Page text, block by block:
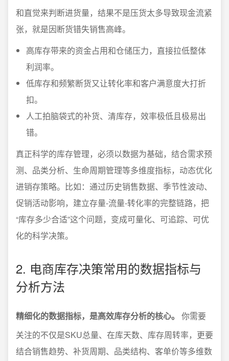
和直觉来判断进货量，结果不是压货太多导致现金流紧
张，就是因断货错失销售高峰。
高库存带来的资金占用和仓储压力，直接拉低整体
利润率。
低库存和频繁断货又让转化率和客户满意度大打折
扣。
人工拍脑袋式的补货、清库存，效率极低且极易出
错。
真正科学的库存管理，必须以数据为基础，结合需求预
测、品类分析、生命周期管理等多维度指标，动态优化
进销存策略。比如：通过历史销售数据、季节性波动、
促销活动影响，建立存量-流量-转化率的完整链路，把
“库存多少合适”这个问题，变成可量化、可追踪、可优
化的科学决策。
2. 电商库存决策常用的数据指标与
分析方法
精细化的数据指标，是高效库存分析的核心。
你需要
关注的不仅是SKU总量、在库天数、库存周转率，更要
结合销售趋势、补货周期、品类结构、客单价等多维数